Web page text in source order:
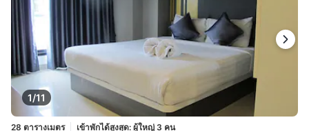
1/11
28 ตารางเมตร เข้าพักได้สูงสุด: ผู้ใหญ่ 3 คน